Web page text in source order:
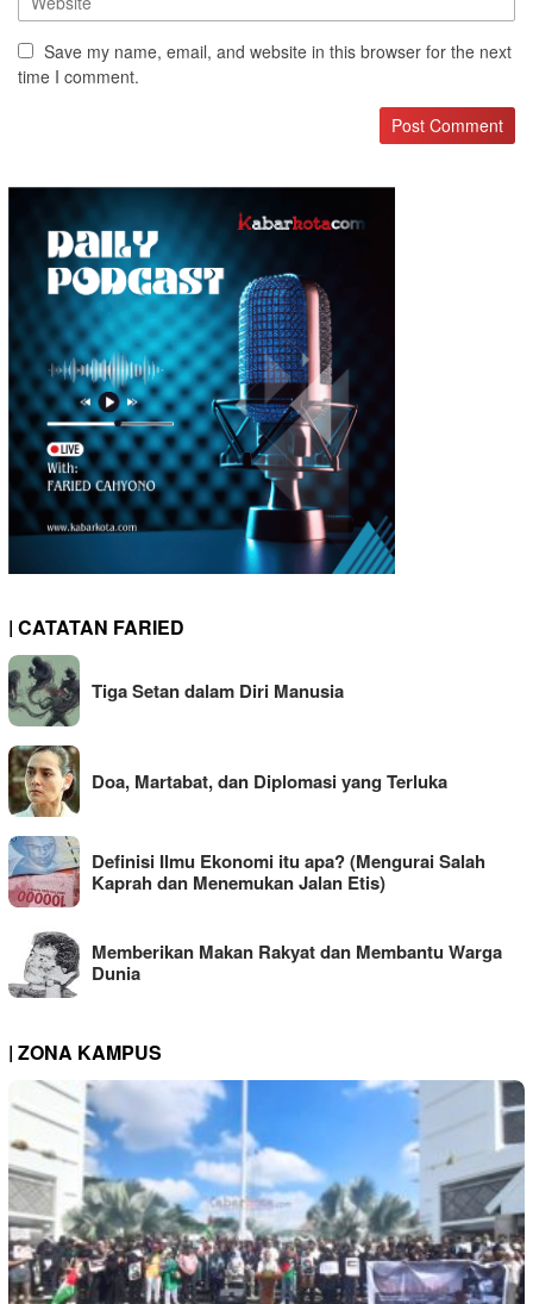
Save my name, email, and website in this browser for the next
time I comment.
| CATATAN FARIED
Tiga Setan dalam Diri Manusia
Doa, Martabat, dan Diplomasi yang Terluka
Definisi Ilmu Ekonomi itu apa? (Mengurai Salah
Kaprah dan Menemukan Jalan Etis)
Memberikan Makan Rakyat dan Membantu Warga
Dunia
| ZONA KAMPUS